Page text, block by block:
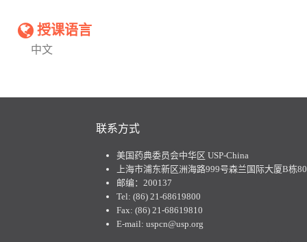
授课语言
中文
联系方式
美国药典委员会中华区 USP-China
上海市浦东新区洲海路999号森兰国际大厦B栋
邮编：200137
Tel: (86) 21-68619800
Fax: (86) 21-68619810
E-mail: uspcn@usp.org